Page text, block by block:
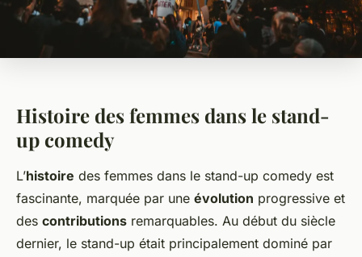
Histoire des femmes dans le stand-
up comedy
L’histoire des femmes dans le stand-up comedy est
fascinante, marquée par une évolution progressive et
des contributions remarquables. Au début du siècle
dernier, le stand-up était principalement dominé par